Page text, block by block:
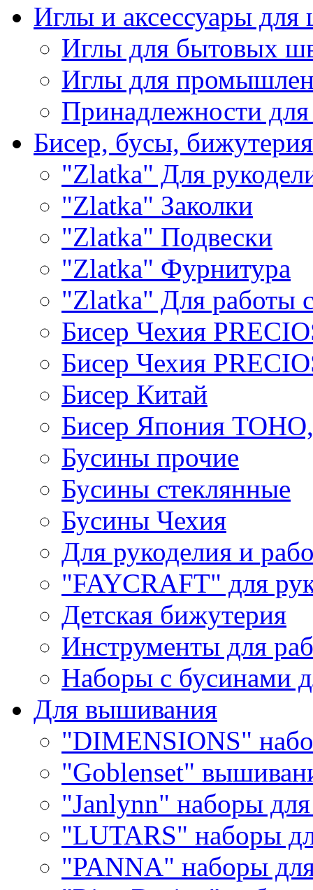
Иглы и аксессуары
Иглы для бытовых
Иглы для
Принадлежности
Бисер, бусы, бижутерия
"Zlatka" Для
"Zlatka" Заколки
"Zlatka" Подвески
"Zlatka" Фурнитура
"Zlatka" Для работы
Бисер Чехия
Бисер Чехия
Бисер Китай
Бисер Япония
Бусины прочие
Бусины стеклянные
Бусины Чехия
Для рукоделия и
"FAYCRAFT" для
Детская бижутерия
Инструменты для
Наборы с бусинами
Для вышивания
"DIMENSIONS"
"Goblenset"
"Janlynn" наборы
"LUTARS" наборы
"PANNA" наборы